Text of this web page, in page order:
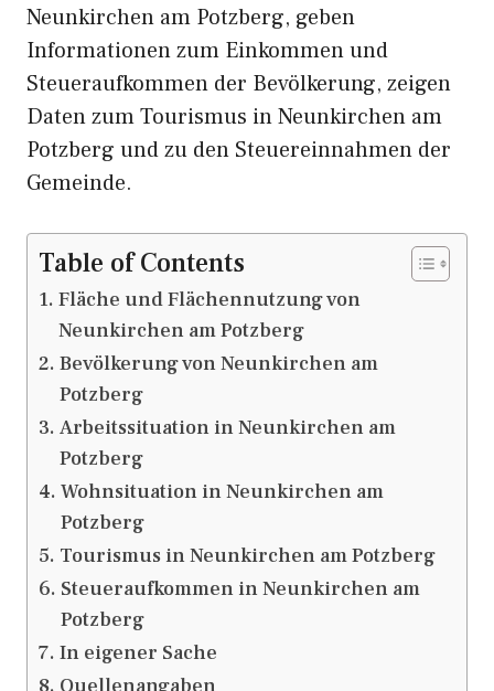
Neunkirchen am Potzberg, geben
Informationen zum Einkommen und
Steueraufkommen der Bevölkerung, zeigen
Daten zum Tourismus in Neunkirchen am
Potzberg und zu den Steuereinnahmen der
Gemeinde.
Table of Contents
Fläche und Flächennutzung von
Neunkirchen am Potzberg
Bevölkerung von Neunkirchen am
Potzberg
Arbeitssituation in Neunkirchen am
Potzberg
Wohnsituation in Neunkirchen am
Potzberg
Tourismus in Neunkirchen am Potzberg
Steueraufkommen in Neunkirchen am
Potzberg
In eigener Sache